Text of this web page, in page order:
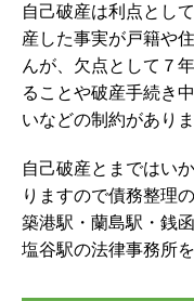
自己破産は利点とし
産した事実が戸籍や
んが、欠点として７
ることや破産手続き
いなどの制約がありま
自己破産とまではい
りますので債務整理
築港駅・蘭島駅・銭
塩谷駅の法律事務所